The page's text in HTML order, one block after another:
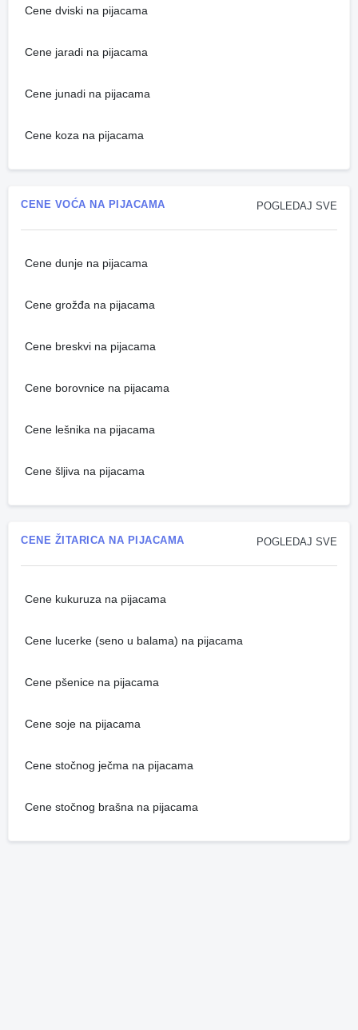
Cene dviski na pijacama
Cene jaradi na pijacama
Cene junadi na pijacama
Cene koza na pijacama
POGLEDAJ SVE
CENE VOĆA NA PIJACAMA
Cene dunje na pijacama
Cene grožđa na pijacama
Cene breskvi na pijacama
Cene borovnice na pijacama
Cene lešnika na pijacama
Cene šljiva na pijacama
POGLEDAJ SVE
CENE ŽITARICA NA PIJACAMA
Cene kukuruza na pijacama
Cene lucerke (seno u balama) na pijacama
Cene pšenice na pijacama
Cene soje na pijacama
Cene stočnog ječma na pijacama
Cene stočnog brašna na pijacama